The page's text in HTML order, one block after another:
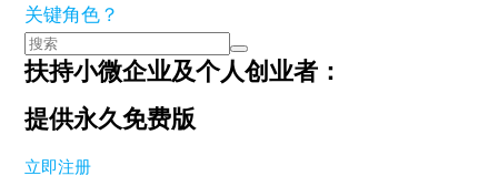
关键角色？
扶持小微企业及个人创业者：
提供永久免费版
立即注册